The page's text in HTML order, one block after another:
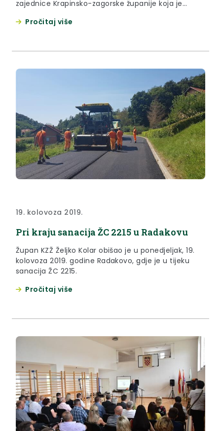
zajednice Krapinsko-zagorske županije koja je
Pročitaj više
19. kolovoza 2019.
Pri kraju sanacija ŽC 2215 u Radakovu
Župan KZŽ Željko Kolar obišao je u ponedjeljak, 19.
kolovoza 2019. godine Radakovo, gdje je u tijeku
sanacija ŽC 2215.
Pročitaj više